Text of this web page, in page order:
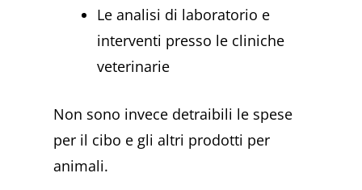
Le analisi di laboratorio e
interventi presso le cliniche
veterinarie
Non sono invece detraibili le spese
per il cibo e gli altri prodotti per
animali.